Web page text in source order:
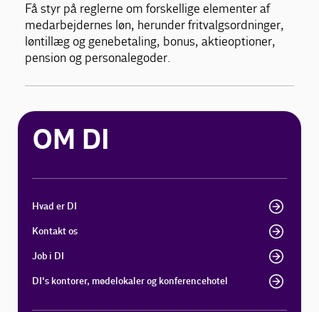
Få styr på reglerne om forskellige elementer af
medarbejdernes løn, herunder fritvalgsordninger,
løntillæg og genebetaling, bonus, aktieoptioner,
pension og personalegoder.
OM DI
Hvad er DI
Kontakt os
Job i DI
DI's kontorer, mødelokaler og konferencehotel